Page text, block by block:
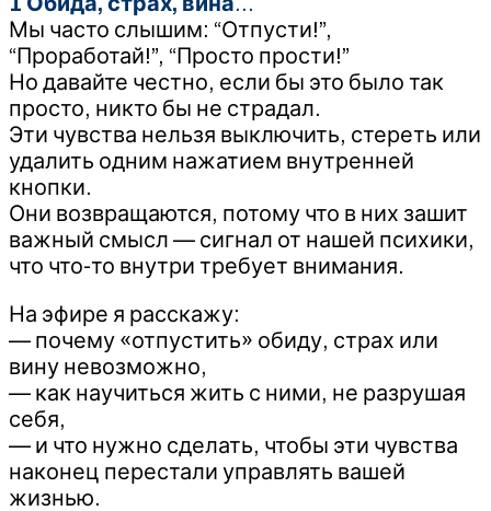
Мы часто слышим: “Отпусти!”,
“Проработай!”, “Просто прости!”
Но давайте честно, если бы это было так
просто, никто бы не страдал.
Эти чувства нельзя выключить, стереть или
удалить одним нажатием внутренней
кнопки.
Они возвращаются, потому что в них зашит
важный смысл — сигнал от нашей психики,
что что-то внутри требует внимания.
На эфире я расскажу:
— почему «отпустить» обиду, страх или
вину невозможно,
— как научиться жить с ними, не разрушая
себя,
— и что нужно сделать, чтобы эти чувства
наконец перестали управлять вашей
жизнью.